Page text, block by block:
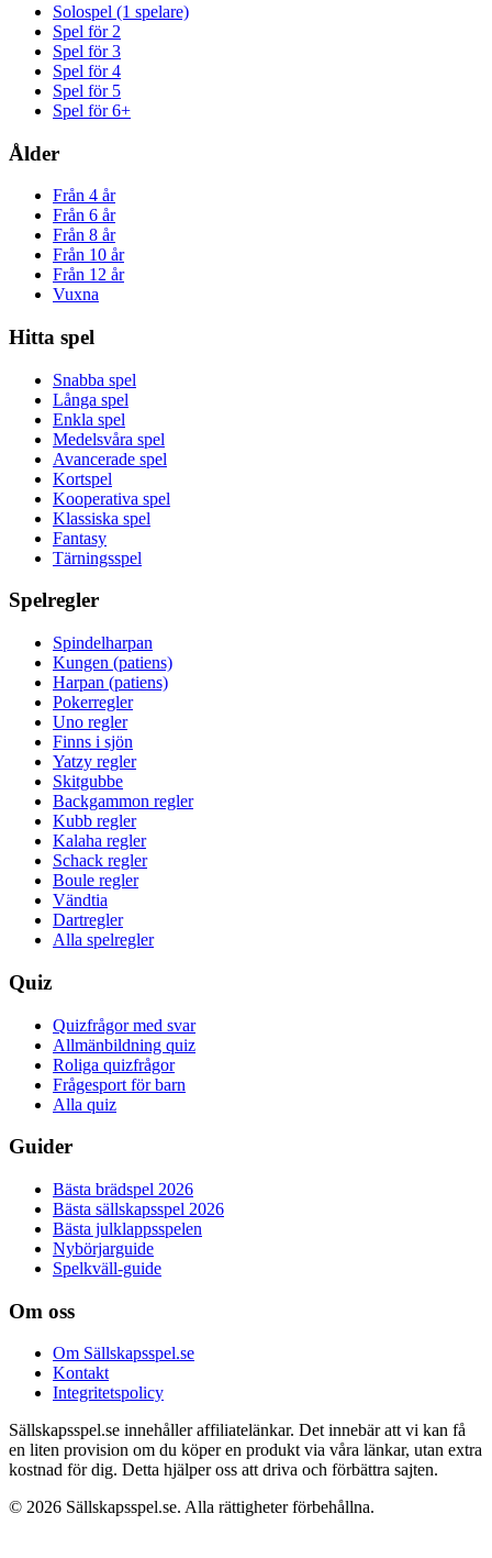
Solospel (1 spelare)
Spel för 2
Spel för 3
Spel för 4
Spel för 5
Spel för 6+
Ålder
Från 4 år
Från 6 år
Från 8 år
Från 10 år
Från 12 år
Vuxna
Hitta spel
Snabba spel
Långa spel
Enkla spel
Medelsvåra spel
Avancerade spel
Kortspel
Kooperativa spel
Klassiska spel
Fantasy
Tärningsspel
Spelregler
Spindelharpan
Kungen (patiens)
Harpan (patiens)
Pokerregler
Uno regler
Finns i sjön
Yatzy regler
Skitgubbe
Backgammon regler
Kubb regler
Kalaha regler
Schack regler
Boule regler
Vändtia
Dartregler
Alla spelregler
Quiz
Quizfrågor med svar
Allmänbildning quiz
Roliga quizfrågor
Frågesport för barn
Alla quiz
Guider
Bästa brädspel 2026
Bästa sällskapsspel 2026
Bästa julklappsspelen
Nybörjarguide
Spelkväll-guide
Om oss
Om Sällskapsspel.se
Kontakt
Integritetspolicy
Sällskapsspel.se innehåller affiliatelänkar. Det innebär att vi kan få
en liten provision om du köper en produkt via våra länkar, utan extra
kostnad för dig. Detta hjälper oss att driva och förbättra sajten.
© 2026 Sällskapsspel.se. Alla rättigheter förbehållna.